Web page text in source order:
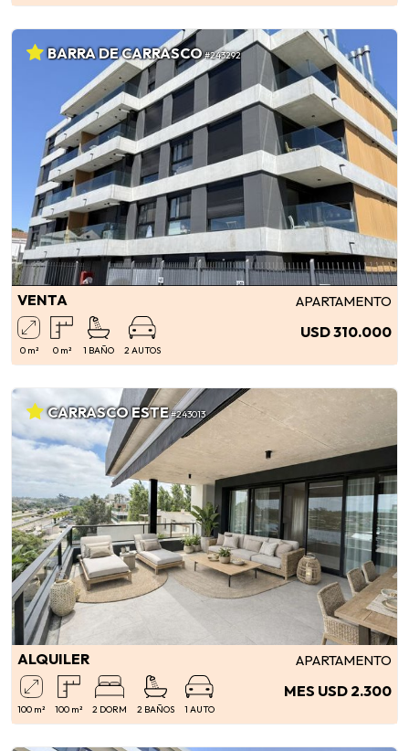
BARRA DE CARRASCO#243292
VENTA APARTAMENTO
0 m² 0 m² 1 BAÑO 2 AUTOS
USD 310.000
CARRASCO ESTE#243013
ALQUILER APARTAMENTO
100 m² 100 m² 2 DORM 2 BAÑOS 1 AUTO
MES USD 2.300